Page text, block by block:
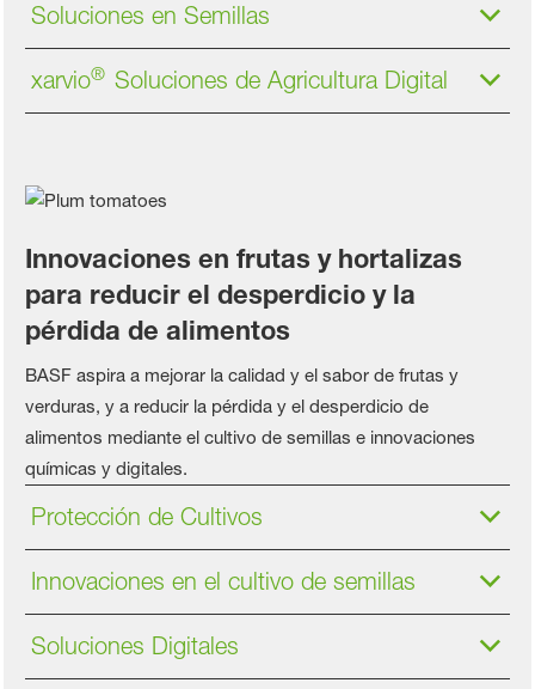
Soluciones en Semillas
xarvio® Soluciones de Agricultura Digital
Innovaciones en frutas y hortalizas
para reducir el desperdicio y la
pérdida de alimentos
BASF aspira a mejorar la calidad y el sabor de frutas y
verduras, y a reducir la pérdida y el desperdicio de
alimentos mediante el cultivo de semillas e innovaciones
químicas y digitales.
Protección de Cultivos
Innovaciones en el cultivo de semillas
Soluciones Digitales